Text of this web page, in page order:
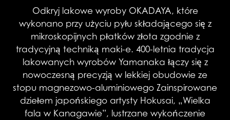
Odkryj lakowe wyroby OKADAYA, które
wykonano przy użyciu pyłu składającego się z
mikroskopijnych płatków złota zgodnie z
tradycyjną techniką maki-e. 400-letnia tradycja
lakowanych wyrobów Yamanaka łączy się z
nowoczesną precyzją w lekkiej obudowie ze
stopu magnezowo-aluminiowego Zainspirowane
dziełem japońskiego artysty Hokusai, „Wielka
fala w Kanagawie”, lustrzane wykończenie